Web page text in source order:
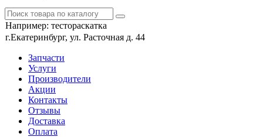
Например: тестораскатка
г.Екатеринбург, ул. Расточная д. 44
Запчасти
Услуги
Производители
Акции
Контакты
Отзывы
Доставка
Оплата